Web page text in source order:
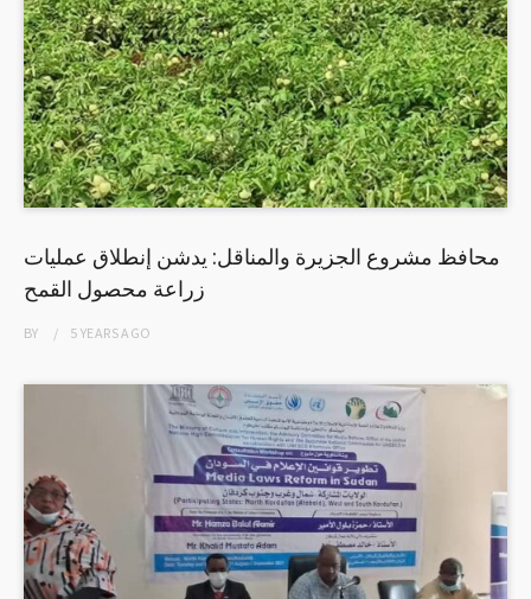
محافظ مشروع الجزيرة والمناقل: يدشن إنطلاق عمليات
زراعة محصول القمح
BY 5 YEARSAGO